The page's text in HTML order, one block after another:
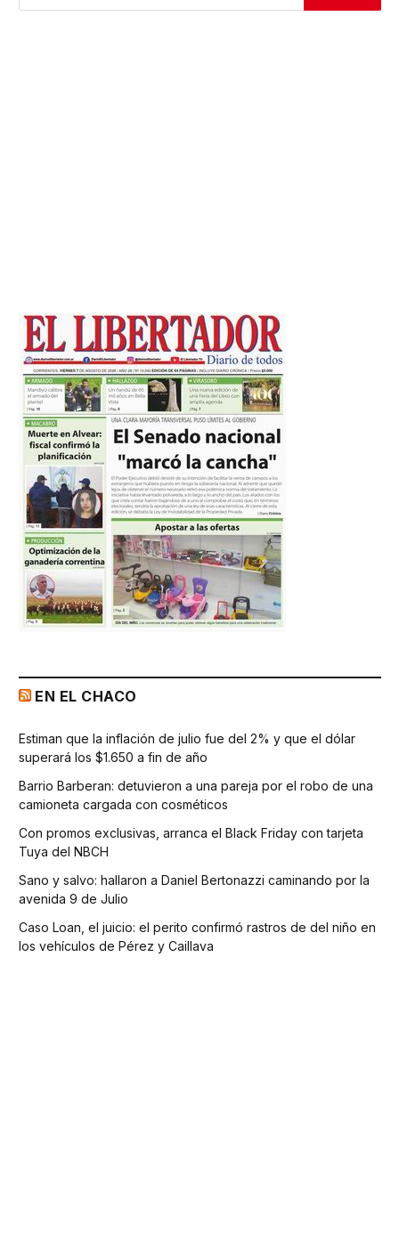
EN EL CHACO
Estiman que la inflación de julio fue del 2% y que el dólar
superará los $1.650 a fin de año
Barrio Barberan: detuvieron a una pareja por el robo de una
camioneta cargada con cosméticos
Con promos exclusivas, arranca el Black Friday con tarjeta
Tuya del NBCH
Sano y salvo: hallaron a Daniel Bertonazzi caminando por la
avenida 9 de Julio
Caso Loan, el juicio: el perito confirmó rastros de del niño en
los vehículos de Pérez y Caillava